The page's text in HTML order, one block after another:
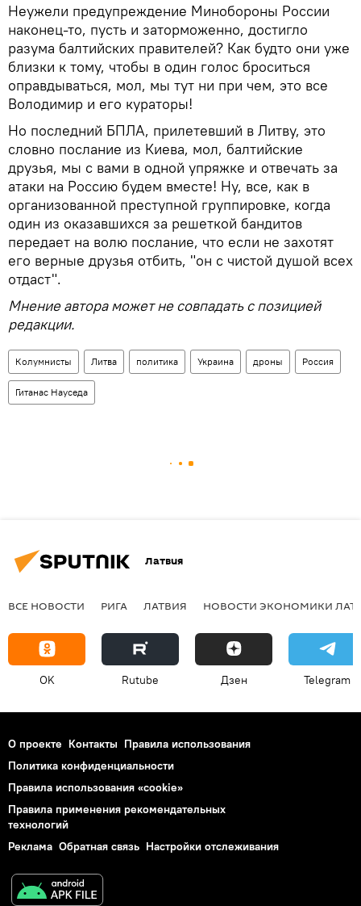
Неужели предупреждение Минобороны России
наконец-то, пусть и заторможенно, достигло
разума балтийских правителей? Как будто они уже
близки к тому, чтобы в один голос броситься
оправдываться, мол, мы тут ни при чем, это все
Володимир и его кураторы!
Но последний БПЛА, прилетевший в Литву, это
словно послание из Киева, мол, балтийские
друзья, мы с вами в одной упряжке и отвечать за
атаки на Россию будем вместе! Ну, все, как в
организованной преступной группировке, когда
один из оказавшихся за решеткой бандитов
передает на волю послание, что если не захотят
его верные друзья отбить, "он с чистой душой всех
отдаст".
Мнение автора может не совпадать с позицией
редакции.
Колумнисты Литва политика Украина дроны Россия
Гитанас Науседа
Латвия
ВСЕ НОВОСТИ РИГА ЛАТВИЯ НОВОСТИ ЭКОНОМИКИ
OK Rutube Дзен Telegram
О проекте Контакты Правила использования
Политика конфиденциальности
Правила использования «cookie»
Правила применения рекомендательных
технологий
Реклама Обратная связь Настройки отслеживания